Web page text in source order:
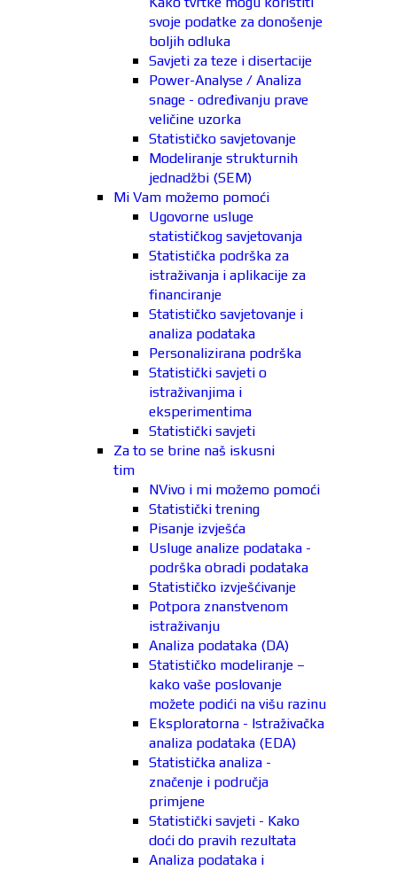
svoje podatke za donošenje
boljih odluka
Savjeti za teze i disertacije
Power-Analyse / Analiza
snage - određivanju prave
veličine uzorka
Statističko savjetovanje
Modeliranje strukturnih
jednadžbi (SEM)
Mi Vam možemo pomoći
Ugovorne usluge
statističkog savjetovanja
Statistička podrška za
istraživanja i aplikacije za
financiranje
Statističko savjetovanje i
analiza podataka
Personalizirana podrška
Statistički savjeti o
istraživanjima i
eksperimentima
Statistički savjeti
Za to se brine naš iskusni
tim
NVivo i mi možemo pomoći
Statistički trening
Pisanje izvješća
Usluge analize podataka -
podrška obradi podataka
Statističko izvješćivanje
Potpora znanstvenom
istraživanju
Analiza podataka (DA)
Statističko modeliranje –
kako vaše poslovanje
možete podići na višu razinu
Eksploratorna - Istraživačka
analiza podataka (EDA)
Statistička analiza -
značenje i područja
primjene
Statistički savjeti - Kako
doći do pravih rezultata
Analiza podataka i